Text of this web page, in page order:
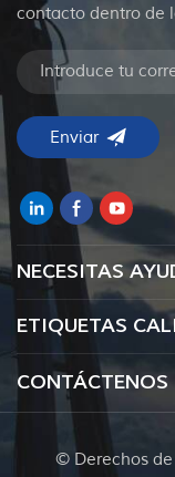
contacto dentro de
NECESITAS
ETIQUETAS
CONTÁCTENOS
© Derechos de